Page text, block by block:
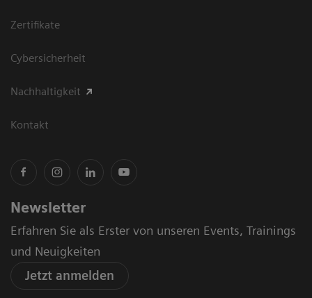
Zertifikate
Cybersicherheit
Nachhaltigkeit
Kontakt
Newsletter
Erfahren Sie als Erster von unseren Events, Trainings
und Neuigkeiten
Jetzt anmelden